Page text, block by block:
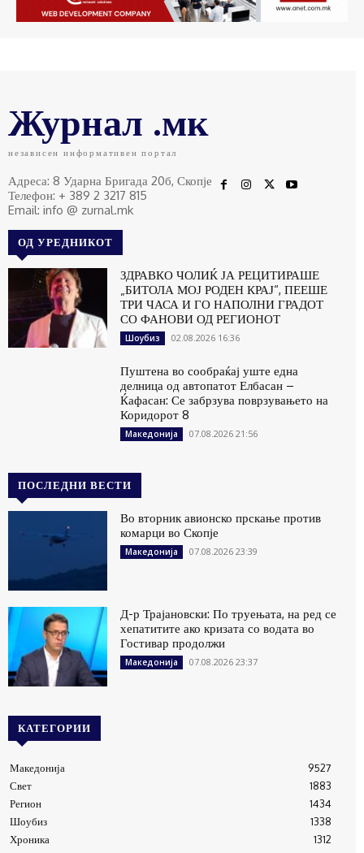
Журнал .мк
независен информативен портал
Адреса: 8 Ударна Бригада 20б, Скопје
Телефон: + 389 2 3217 815
Email: info @ zurnal.mk
ОД УРЕДНИКОТ
ЗДРАВКО ЧОЛИЌ ЈА РЕЦИТИРАШЕ
„БИТОЛА МОЈ РОДЕН КРАЈ“, ПЕЕШЕ
ТРИ ЧАСА И ГО НАПОЛНИ ГРАДОТ
СО ФАНОВИ ОД РЕГИОНОТ
Шоубиз 02.08.2026 16:36
Пуштена во сообраќај уште една
делница од автопатот Елбасан –
Ќафасан: Се забрзува поврзувањето на
Коридорот 8
Македонија 07.08.2026 21:56
ПОСЛЕДНИ ВЕСТИ
Во вторник авионско прскање против
комарци во Скопје
Македонија 07.08.2026 23:39
Д-р Трајановски: По труењата, на ред се
хепатитите ако кризата со водата во
Гостивар продолжи
Македонија 07.08.2026 23:37
КАТЕГОРИИ
Македонија
9527
Свет
1883
Регион
1434
Шоубиз
1338
Хроника
1312